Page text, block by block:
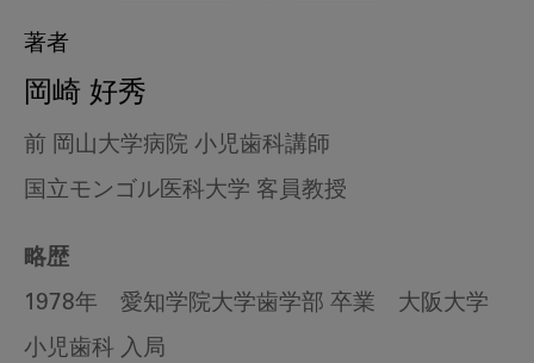
著者
岡崎 好秀
前 岡山大学病院 小児歯科講師
国立モンゴル医科大学 客員教授
略歴
1978年 愛知学院大学歯学部 卒業 大阪大学
小児歯科 入局